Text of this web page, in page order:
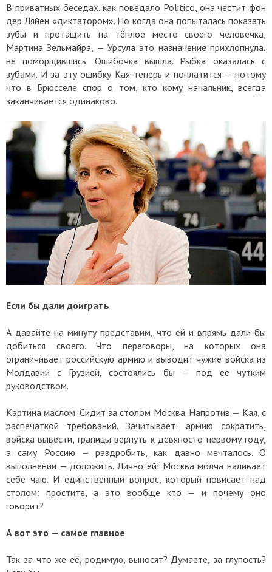
В приватных беседах, как поведало Politico, она честит фон
дер Ляйен «диктатором». Но когда она попыталась показать
зубы и протащить на тёплое место своего человечка,
Мартина Зельмайра, — Урсула это назначение прихлопнула,
не поморщившись. Ошибочка вышла. Рыбка оказалась с
зубами. И за эту ошибку Кая теперь и поплатится — потому
что в Брюсселе спор о том, кто кому начальник, всегда
заканчивается одинаково.
Если бы дали доиграть
А давайте на минуту представим, что ей и впрямь дали бы
добиться своего. Что переговоры, на которых она
ограничивает российскую армию и выводит чужие войска из
Молдавии с Грузией, состоялись бы — под её чутким
руководством.
Картина маслом. Сидит за столом Москва. Напротив — Кая, с
распечаткой требований. Зачитывает: армию сократить,
войска вывести, границы вернуть к девяносто первому году,
а саму Россию — раздробить, как давно мечталось. О
выполнении — доложить. Лично ей! Москва молча наливает
себе чаю. И единственный вопрос, который повисает над
столом: простите, а это вообще кто — и почему оно
говорит?
А вот это — самое главное
Так за что же её, родимую, выносят? Думаете, за глупость?